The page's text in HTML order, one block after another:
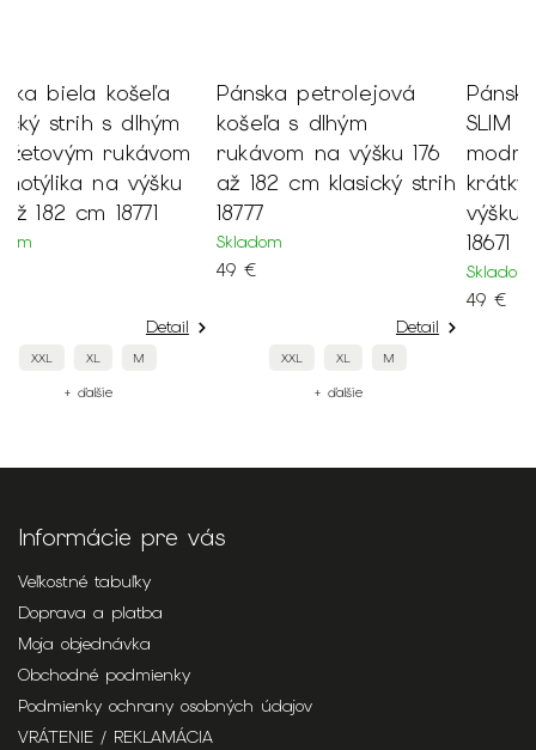
Pánska petrolejová
košeľa s dlhým
rukávom na výšku 176
až 182 cm klasický strih
18777
Skladom
Detail
XXL XL
Pánska biela košeľa
SLIM fit s jemným
modrým vzorom s
krátkym rukávom na
výšku 176 až 182 cm
18671
XXL
Informácie pre vás
Veľkostné tabuľky
Doprava a platba
Moja objednávka
Obchodné podmienky
Podmienky ochrany osobných údajov
VRÁTENIE / REKLAMÁCIA